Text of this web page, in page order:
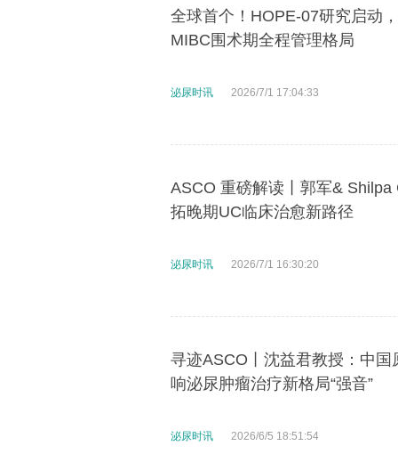
全球首个！HOPE-07研究启动
MIBC围术期全程管理格局
泌尿时讯 2026/7/1 17:04:33
ASCO 重磅解读丨郭军&
拓晚期UC临床治愈新路径
泌尿时讯 2026/7/1 16:30:20
寻迹ASCO丨沈益君教授：中
响泌尿肿瘤治疗新格局“强音”
泌尿时讯 2026/6/5 18:51:54